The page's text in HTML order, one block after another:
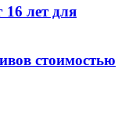
16 лет для
стоимостью